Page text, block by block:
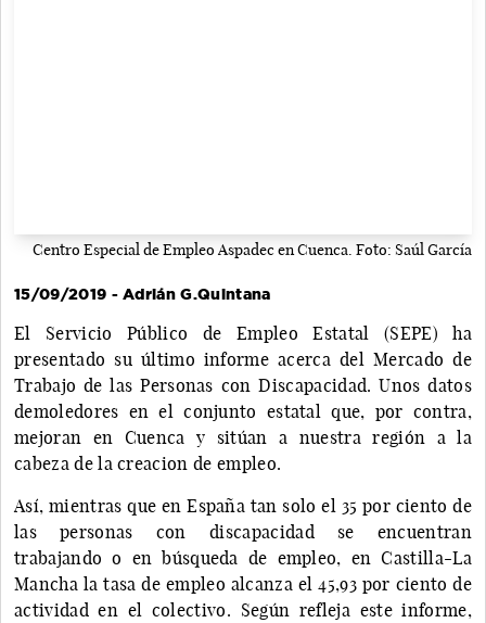
Centro Especial de Empleo Aspadec en Cuenca. Foto: Saúl García
15/09/2019 - Adrián G.Quintana
El Servicio Público de Empleo Estatal (SEPE) ha
presentado su último informe acerca del Mercado de
Trabajo de las Personas con Discapacidad. Unos datos
demoledores en el conjunto estatal que, por contra,
mejoran en Cuenca y sitúan a nuestra región a la
cabeza de la creacion de empleo.
Así, mientras que en España tan solo el 35 por ciento de
las personas con discapacidad se encuentran
trabajando o en búsqueda de empleo, en Castilla-La
Mancha la tasa de empleo alcanza el 45,93 por ciento de
actividad en el colectivo. Según refleja este informe,